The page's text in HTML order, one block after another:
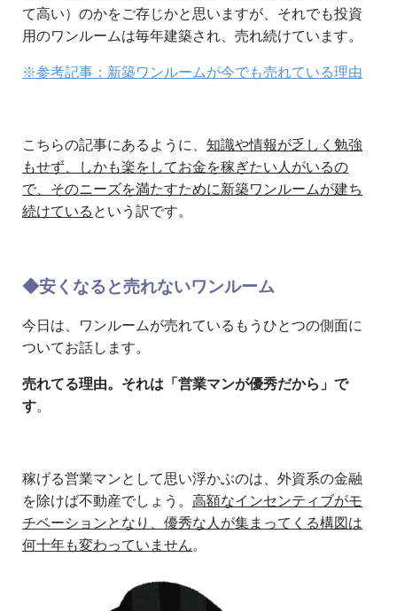
て高い）のかをご存じかと思いますが、それでも投資
用のワンルームは毎年建築され、売れ続けています。
※参考記事：新築ワンルームが今でも売れている理由
こちらの記事にあるように、 知識や情報が乏しく勉強
もせず、しかも楽をしてお金を稼ぎたい人がいるの
で、そのニーズを満たすために新築ワンルームが建ち
続けている という訳です。
◆安くなると売れないワンルーム
今日は、ワンルームが売れているもうひとつの側面に
ついてお話します。
売れてる理由。それは「営業マンが優秀だから」で
す。
稼げる営業マンとして思い浮かぶのは、外資系の金融
を除けば不動産でしょう。 高額なインセンティブがモ
チベーションとなり、優秀な人が集まってくる構図は
何十年も変わっていません。